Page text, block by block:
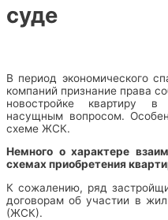
суде
В период экономического
компаний признание права
новостройке квартиру
насущным вопросом.
схеме ЖСК.
Немного о характере
схемах приобретения
К сожалению, ряд
договорам об участии в
(ЖСК).